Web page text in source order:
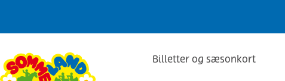
Billetter og sæsonkort